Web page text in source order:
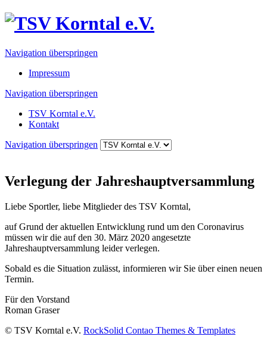
Navigation überspringen
Impressum
Navigation überspringen
TSV Korntal e.V.
Kontakt
Navigation überspringen
Verlegung der Jahreshauptversammlung
Liebe Sportler, liebe Mitglieder des TSV Korntal,
auf Grund der aktuellen Entwicklung rund um den Coronavirus
müssen wir die auf den 30. März 2020 angesetzte
Jahreshauptversammlung leider verlegen.
Sobald es die Situation zulässt, informieren wir Sie über einen neuen
Termin.
Für den Vorstand
Roman Graser
© TSV Korntal e.V. RockSolid Contao Themes & Templates